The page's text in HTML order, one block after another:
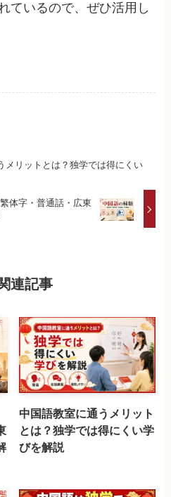
ているので、ぜひ活用し
メリットとは？独学では得にくい
体字・普通話・広東
連記事
中国語教室に通うメリット
とは？独学では得にくい学
びを解説